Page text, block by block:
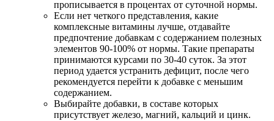
прописывается в процентах от суточной нормы.
Если нет четкого представления, какие
комплексные витамины лучше, отдавайте
предпочтение добавкам с содержанием полезных
элементов 90-100% от нормы. Такие препараты
принимаются курсами по 30-40 суток. За этот
период удается устранить дефицит, после чего
рекомендуется перейти к добавке с меньшим
содержанием.
Выбирайте добавки, в составе которых
присутствует железо, магний, кальций и цинк.